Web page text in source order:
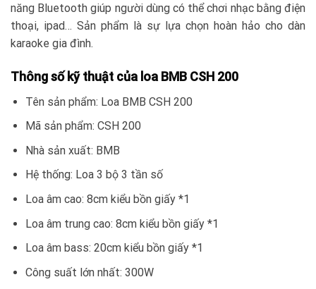
năng Bluetooth giúp người dùng có thể chơi nhạc bằng điện
thoại, ipad… Sản phẩm là sự lựa chọn hoàn hảo cho dàn
karaoke gia đình.
Thông số kỹ thuật của loa BMB CSH 200
Tên sản phẩm: Loa BMB CSH 200
Mã sản phẩm: CSH 200
Nhà sản xuất: BMB
Hệ thống: Loa 3 bộ 3 tần số
Loa âm cao: 8cm kiểu bồn giấy *1
Loa âm trung cao: 8cm kiểu bồn giấy *1
Loa âm bass: 20cm kiểu bồn giấy *1
Công suất lớn nhất: 300W